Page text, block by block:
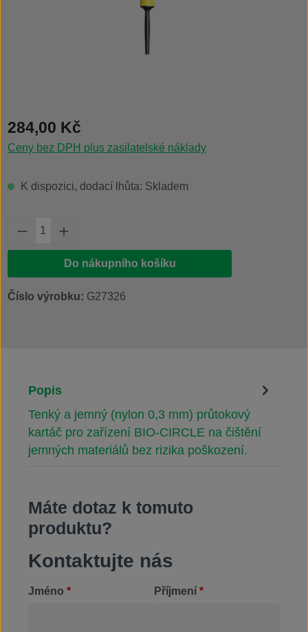
Běžná cena:
284,00 Kč
Ceny bez DPH plus zasilatelské náklady
K dispozici, dodací lhůta: Skladem
Množství produktu: Zadejte požadované
Do nákupního košíku
Číslo výrobku: G27326
Popis
Tenký a jemný (nylon 0,3 mm) průtokový
kartáč pro zařízení BIO-CIRCLE na čištění
jemných materiálů bez rizika poškození.
Máte dotaz k tomuto
produktu?
Kontaktujte nás
Jméno * Příjmení *